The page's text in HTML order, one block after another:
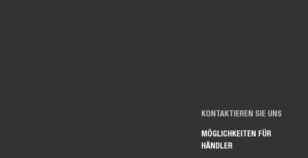
KONTAKTIEREN SIE UNS
MÖGLICHKEITEN FÜR
HÄNDLER